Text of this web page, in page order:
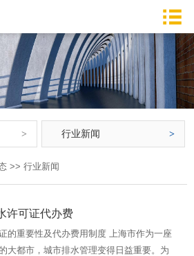
行业新闻
>> 行业新闻
许可证代办费
的重要性及代办费用制度 上海市作为一座
大都市，城市排水管理变得日益重要。为